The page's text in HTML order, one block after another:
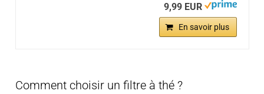
9,99 EUR
En savoir plus
Comment choisir un filtre à thé ?